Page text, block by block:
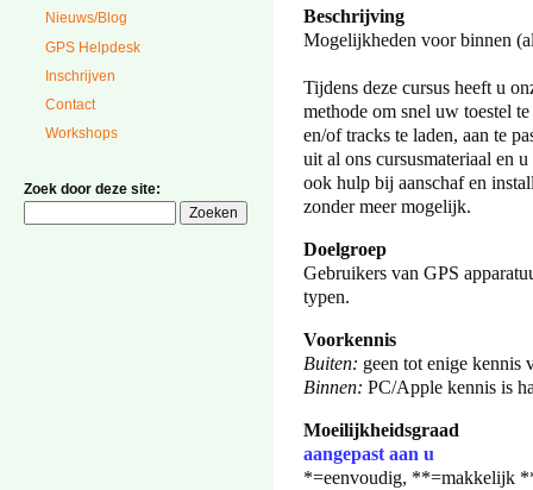
Nieuws/Blog
GPS Helpdesk
Inschrijven
Contact
Workshops
Zoek door deze site:
Beschrijving
Mogelijkheden voor binnen
Tijdens deze cursus heeft u
methode om snel uw toestel
en/of tracks te laden, aan te
uit al ons cursusmateriaal en
ook hulp bij aanschaf en
zonder meer mogelijk.
Doelgroep
Gebruikers van GPS
typen.
Voorkennis
Buiten: geen tot enige kennis
Binnen: PC/Apple kennis is
Moeilijkheidsgraad
aangepast aan u
*=eenvoudig, **=makkelijk